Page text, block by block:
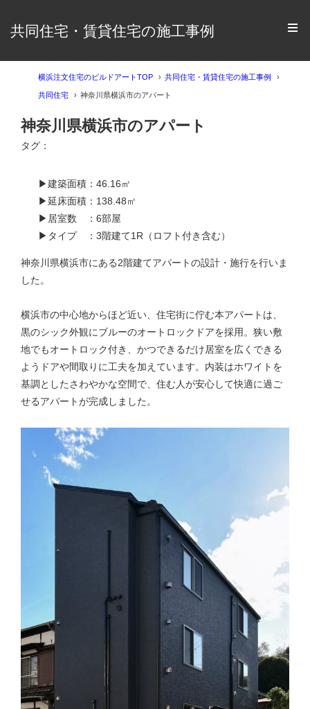
共同住宅・賃貸住宅の施工事例
横浜注文住宅のビルドアートTOP 共同住宅・賃貸住宅の施工事例
共同住宅 神奈川県横浜市のアパート
神奈川県横浜市のアパート
タグ：
▶建築面積：46.16㎡
▶延床面積：138.48㎡
▶居室数 ：6部屋
▶タイプ ：3階建て1R（ロフト付き含む）
神奈川県横浜市にある2階建てアパートの設計・施行を行いま
した。
横浜市の中心地からほど近い、住宅街に佇む本アパートは、
黒のシック外観にブルーのオートロックドアを採用。狭い敷
地でもオートロック付き、かつできるだけ居室を広くできる
ようドアや間取りに工夫を加えています。内装はホワイトを
基調としたさわやかな空間で、住む人が安心して快適に過ご
せるアパートが完成しました。